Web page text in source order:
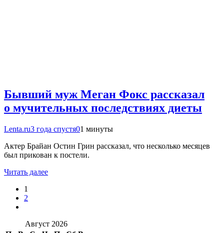
Бывший муж Меган Фокс рассказал
о мучительных последствиях диеты
Lenta.ru3 года спустя01 минуты
Актер Брайан Остин Грин рассказал, что несколько месяцев
был прикован к постели.
Читать далее
1
2
Август 2026